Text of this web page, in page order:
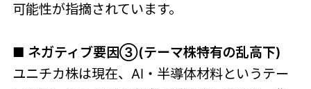
可能性が指摘されています。
■ ネガティブ要因③(テーマ株特有の乱高下)
ユニチカ株は現在、AI・半導体材料というテー